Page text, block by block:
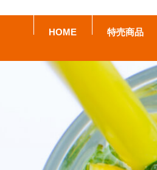
HOME 特売商品